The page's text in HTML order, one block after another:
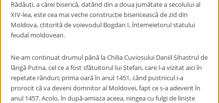
Rădăuți, a cărei biserică, datând din a doua jumătate a secolului al
XIV-lea, este cea mai veche construcție bisericească de zid din
Moldova, ctitorită de voievodul Bogdan I, întemeietorul statului
feudal moldovean.
Ne-am continuat drumul până la Chilia Cuviosului Daniil Sihastrul de
lângă Putna, cel ce a fost sfătuitorul lui Ștefan, care l-a vizitat aici în
repetate rânduri; prima oară în anul 1451, când pustnicul i-a
prorocit că va deveni domnitor al Moldovei, fapt ce s-a adeverit în
anul 1457. Acolo, în după-amiaza aceea, ningea cu fulgi de liniște